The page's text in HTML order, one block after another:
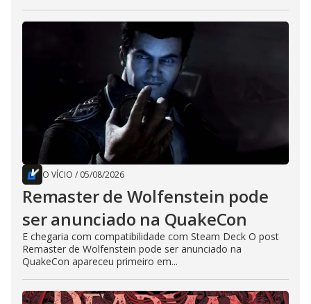
O VÍCIO / 05/08/2026
Remaster de Wolfenstein pode
ser anunciado na QuakeCon
E chegaria com compatibilidade com Steam Deck O post
Remaster de Wolfenstein pode ser anunciado na
QuakeCon apareceu primeiro em...